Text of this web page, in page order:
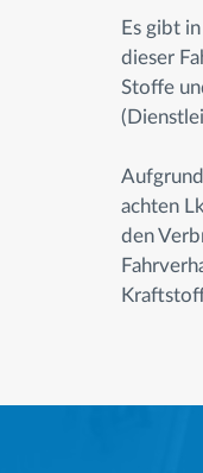
Es gibt
dieser
Stoffe
achten
den